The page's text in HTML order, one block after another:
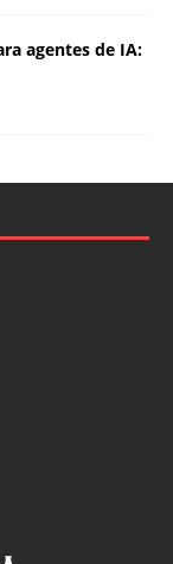
agentes de IA: